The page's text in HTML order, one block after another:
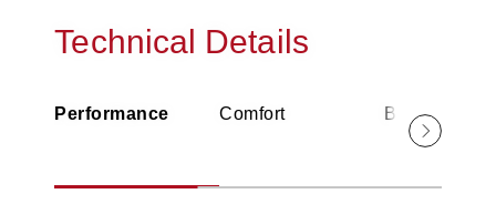
Technical Details
Performance Comfort Braking